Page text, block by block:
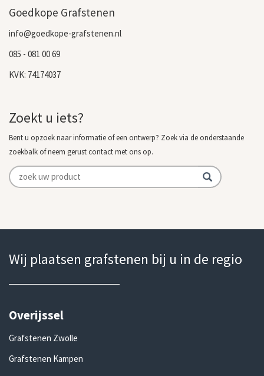
Goedkope Grafstenen
info@goedkope-grafstenen.nl
085 - 081 00 69
KVK: 74174037
Zoekt u iets?
Bent u opzoek naar informatie of een ontwerp? Zoek via de onderstaande
zoekbalk of neem gerust contact met ons op.
Wij plaatsen grafstenen bij u in de regio
Overijssel
Grafstenen Zwolle
Grafstenen Kampen